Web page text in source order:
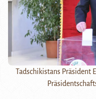
Tadschikistans Präsident